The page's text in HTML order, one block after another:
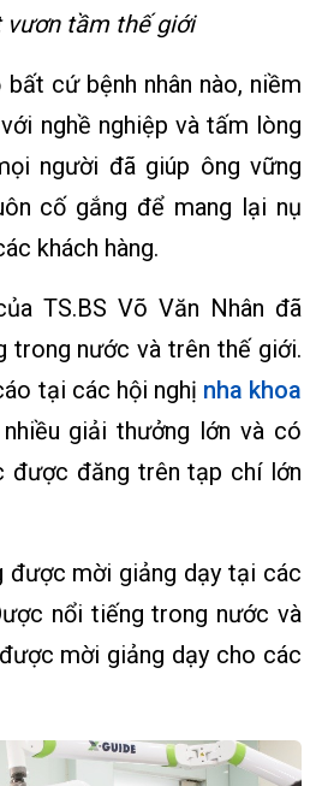
vươn tầm thế giới
cứ bệnh nhân nào, niềm
nghề nghiệp và tấm lòng
người đã giúp ông vững
cố gắng để mang lại nụ
khách hàng.
TS.BS Võ Văn Nhân đã
trong nước và trên thế giới.
tại các hội nghị nha khoa
giải thưởng lớn và có
được đăng trên tạp chí lớn
được mời giảng dạy tại các
nổi tiếng trong nước và
mời giảng dạy cho các